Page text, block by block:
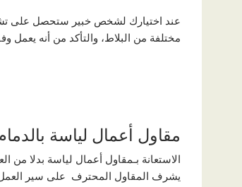
عند اختيارك لشخص خبير ستحصل على
مختلفة من البلاط، والتأكد من أنه يعمل
مقاول أعمال لياسة
الاستعانة بـمقاول أعمال لياسة بدلا من
يشرف المقاول المحترف على سير العمل